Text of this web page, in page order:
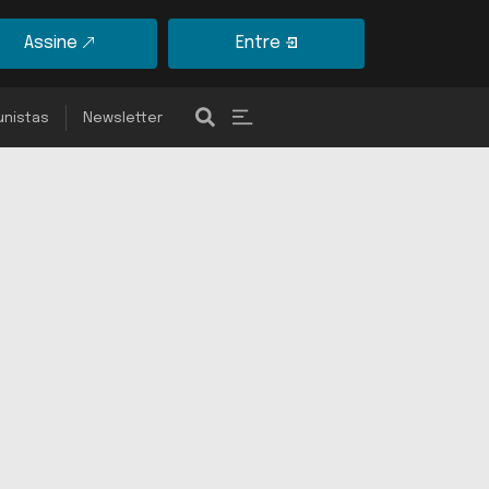
Assine Entre
Newsletter